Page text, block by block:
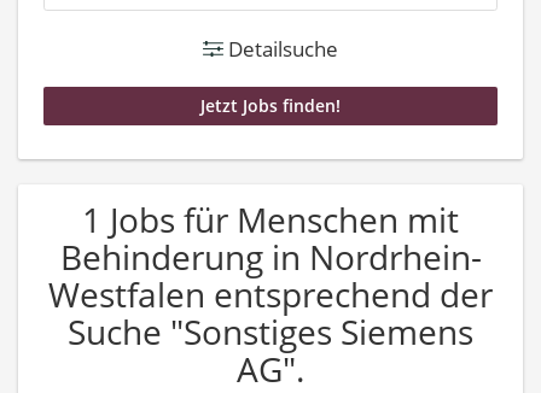
Detailsuche
1 Jobs für Menschen mit
Behinderung in Nordrhein-
Westfalen entsprechend der
Suche "Sonstiges Siemens
AG".